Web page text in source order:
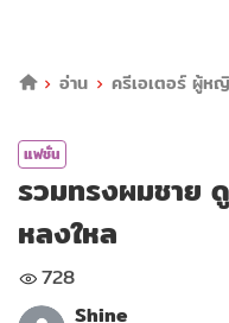
อ่าน
ครีเอเตอร์ ผู้ห
แฟชั่น
รวมทรงผมชาย​
หลงใหล​
728
Shine